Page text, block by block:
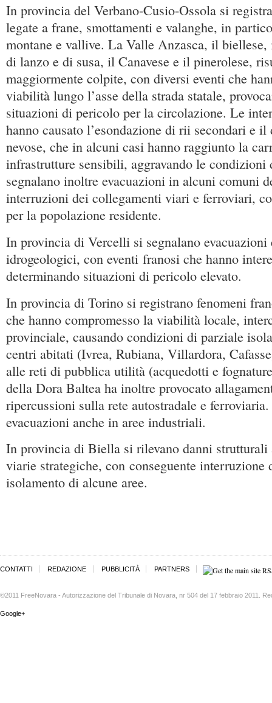
In provincia del Verbano-Cusio-Ossola si
legate a frane, smottamenti e valanghe, in
montane e vallive. La Valle Anzasca, il
di lanzo e di susa, il Canavese e il pinerolese,
maggiormente colpite, con diversi eventi che
viabilità lungo l’asse della strada statale,
situazioni di pericolo per la circolazione. Le
hanno causato l’esondazione di rii secondari e il
nevose, che in alcuni casi hanno raggiunto la
infrastrutture sensibili, aggravando le condizioni
segnalano inoltre evacuazioni in alcuni comuni
interruzioni dei collegamenti viari e ferroviari,
per la popolazione residente.
In provincia di Vercelli si segnalano evacuazioni
idrogeologici, con eventi franosi che hanno
determinando situazioni di pericolo elevato.
In provincia di Torino si registrano fenomeni
che hanno compromesso la viabilità locale,
provinciale, causando condizioni di parziale
centri abitati (Ivrea, Rubiana, Villardora,
alle reti di pubblica utilità (acquedotti e
della Dora Baltea ha inoltre provocato
ripercussioni sulla rete autostradale e
evacuazioni anche in aree industriali.
In provincia di Biella si rilevano danni strutturali
viarie strategiche, con conseguente interruzione
isolamento di alcune aree.
CONTATTI REDAZIONE PUBBLICITÀ PARTNERS
©2011 FreeNovara - Autorizzazione del Tribunale di Novara, nr 504 del 17 febbraio 2011.
Google+